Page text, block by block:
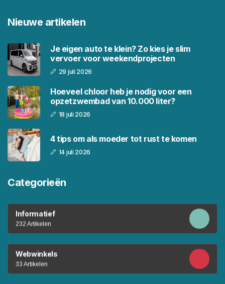
Nieuwe artikelen
Je eigen auto te klein? Zo kies je slim
vervoer voor weekendprojecten
29 juli 2026
Hoeveel chloor heb je nodig voor een
opzetzwembad van 10.000 liter?
18 juli 2026
4 tips om als moeder tot rust te komen
14 juli 2026
Categorieën
Informatief
232 Artikelen
Webwinkels
33 Artikelen